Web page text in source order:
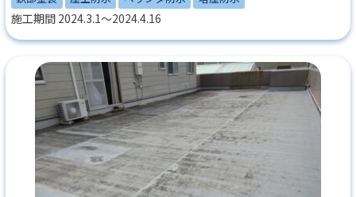
施工期間 2024.3.1～2024.4.16